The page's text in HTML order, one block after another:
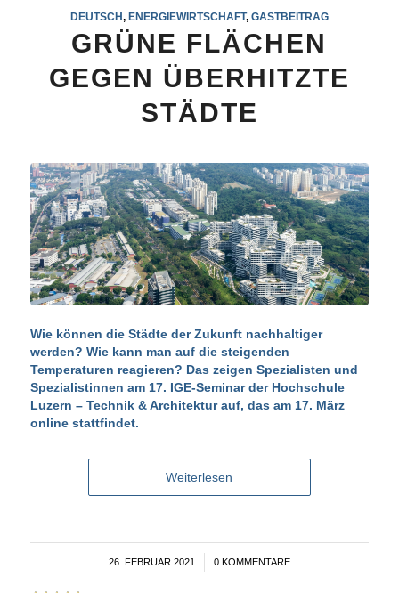
DEUTSCH, ENERGIEWIRTSCHAFT, GASTBEITRAG
GRÜNE FLÄCHEN
GEGEN ÜBERHITZTE
STÄDTE
Wie können die Städte der Zukunft nachhaltiger
werden? Wie kann man auf die steigenden
Temperaturen reagieren? Das zeigen Spezialisten und
Spezialistinnen am 17. IGE-Seminar der Hochschule
Luzern – Technik & Architektur auf, das am 17. März
online stattfindet.
Weiterlesen
26. FEBRUAR 2021
/ 0 KOMMENTARE